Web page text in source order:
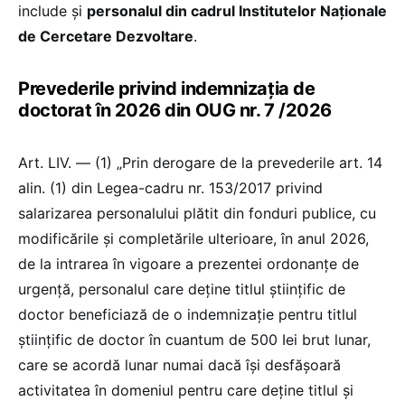
include și personalul din cadrul Institutelor Naționale
de Cercetare Dezvoltare.
Prevederile privind indemnizația de
doctorat în 2026 din OUG nr. 7 /2026
Art. LIV. — (1) „Prin derogare de la prevederile art. 14
alin. (1) din Legea-cadru nr. 153/2017 privind
salarizarea personalului plătit din fonduri publice, cu
modificările și completările ulterioare, în anul 2026,
de la intrarea în vigoare a prezentei ordonanțe de
urgență, personalul care deține titlul științific de
doctor beneficiază de o indemnizație pentru titlul
științific de doctor în cuantum de 500 Iei brut lunar,
care se acordă lunar numai dacă își desfășoară
activitatea în domeniul pentru care deține titlul și